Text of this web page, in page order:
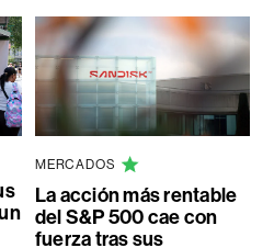
MERCADOS
La acción más rentable
del S&P 500 cae con
fuerza tras sus